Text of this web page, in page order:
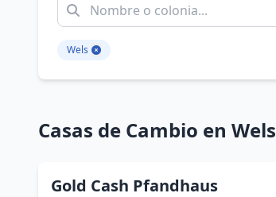
Wels
Casas de Cambio en Wels
Gold Cash Pfandhaus